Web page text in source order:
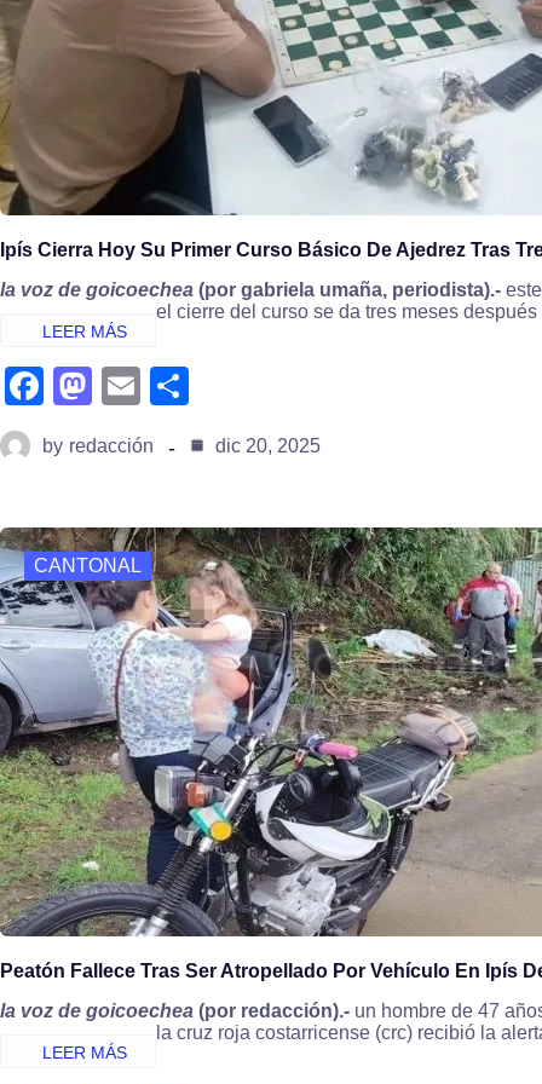
Ipís Cierra Hoy Su Primer Curso Básico De Ajedrez Tras
la voz de goicoechea (por gabriela umaña, periodista).-
el cierre del curso se da tres meses
fa
e
o
o
k
m
st
d
o
n
e
ail ar
by redacción dic 20, 2025
CANTONAL
Peatón Fallece Tras Ser Atropellado Por Vehículo En Ipís
la voz de goicoechea (por redacción).- un hombre de 47
la cruz roja costarricense (crc) recibió la